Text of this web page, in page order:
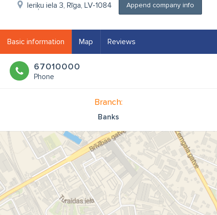
Ieriķu iela 3, Rīga, LV-1084 Append company info
Basic information Map Reviews
67010000
Phone
Branch:
Banks